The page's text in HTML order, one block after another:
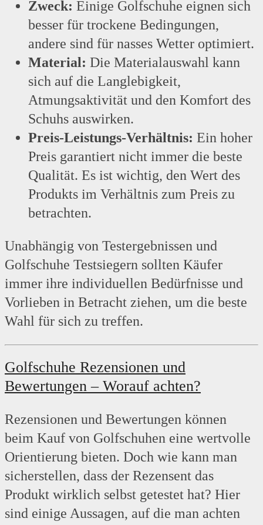
Zweck: Einige Golfschuhe eignen sich
besser für trockene Bedingungen,
andere sind für nasses Wetter optimiert.
Material: Die Materialauswahl kann
sich auf die Langlebigkeit,
Atmungsaktivität und den Komfort des
Schuhs auswirken.
Preis-Leistungs-Verhältnis: Ein hoher
Preis garantiert nicht immer die beste
Qualität. Es ist wichtig, den Wert des
Produkts im Verhältnis zum Preis zu
betrachten.
Unabhängig von Testergebnissen und
Golfschuhe Testsiegern sollten Käufer
immer ihre individuellen Bedürfnisse und
Vorlieben in Betracht ziehen, um die beste
Wahl für sich zu treffen.
Golfschuhe Rezensionen und
Bewertungen – Worauf achten?
Rezensionen und Bewertungen können
beim Kauf von Golfschuhen eine wertvolle
Orientierung bieten. Doch wie kann man
sicherstellen, dass der Rezensent das
Produkt wirklich selbst getestet hat? Hier
sind einige Aussagen, auf die man achten